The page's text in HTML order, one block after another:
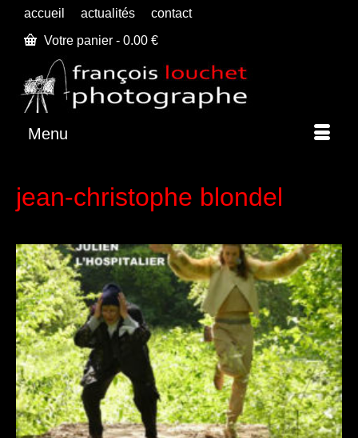
accueil actualités
contact
Votre panier - 0.00 €
Menu
jean-christophe blondel